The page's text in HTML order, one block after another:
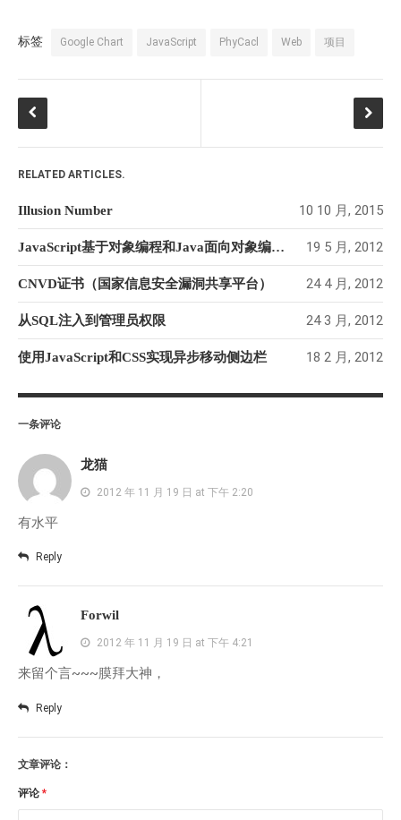
标签 Google Chart JavaScript PhyCacl Web 项目
RELATED ARTICLES.
Illusion Number 10 10 月, 2015
JavaScript基于对象编程和Java面向对象编程的对比 19 5 月, 2012
CNVD证书（国家信息安全漏洞共享平台） 24 4 月, 2012
从SQL注入到管理员权限 24 3 月, 2012
使用JavaScript和CSS实现异步移动侧边栏 18 2 月, 2012
一条评论
龙猫
2012 年 11 月 19 日 at 下午 2:20
有水平
Reply
Forwil
2012 年 11 月 19 日 at 下午 4:21
来留个言~~~膜拜大神，
Reply
文章评论：
评论 *